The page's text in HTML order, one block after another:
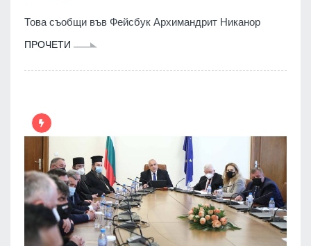
Това съобщи във Фейсбук Архимандрит Никанор
ПРОЧЕТИ